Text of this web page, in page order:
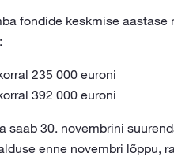
fondide keskmise
235 000 euroni
392 000 euroni
saab 30. novembrini
enne novembri lõppu,